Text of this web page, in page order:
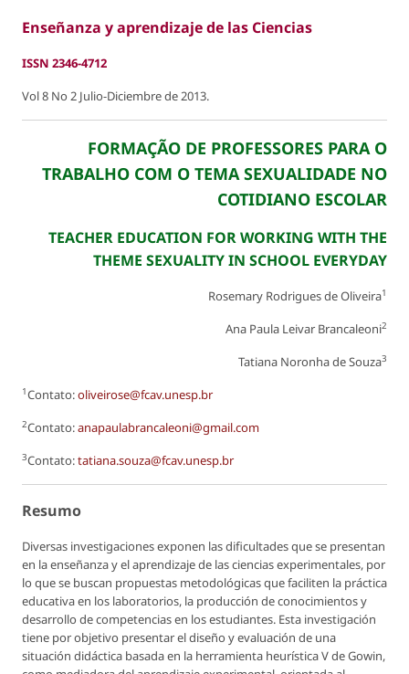
Enseñanza y aprendizaje de las Ciencias
ISSN 2346-4712
Vol 8 No 2 Julio-Diciembre de 2013.
FORMAÇÃO DE PROFESSORES PARA O
TRABALHO COM O TEMA SEXUALIDADE NO
COTIDIANO ESCOLAR
TEACHER EDUCATION FOR WORKING WITH THE
THEME SEXUALITY IN SCHOOL EVERYDAY
Rosemary Rodrigues de Oliveira1
Ana Paula Leivar Brancaleoni2
Tatiana Noronha de Souza3
1Contato:oliveirose@fcav.unesp.br
2Contato:anapaulabrancaleoni@gmail.com
3Contato:tatiana.souza@fcav.unesp.br
Resumo
Diversas investigaciones exponen las dificultades que se presentan
en la enseñanza y el aprendizaje de las ciencias experimentales, por
lo que se buscan propuestas metodológicas que faciliten la práctica
educativa en los laboratorios, la producción de conocimientos y
desarrollo de competencias en los estudiantes. Esta investigación
tiene por objetivo presentar el diseño y evaluación de una
situación didáctica basada en la herramienta heurística V de Gowin,